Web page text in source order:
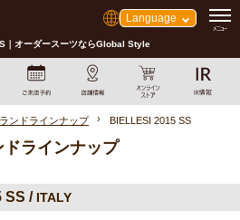
Language
｜オーダースーツならGlobal Style
ンドラインナップ BIELLESI 2015 SS
ドラインナップ
SS / ITALY